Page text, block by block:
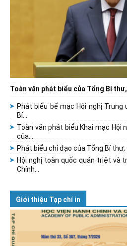
Toàn văn phát biểu của Tổng Bí
Phát biểu bế mạc Hội nghị Trung
Bí...
Toàn văn phát biểu Khai mạc Hội
của...
Phát biểu chỉ đạo của Tổng Bí
Hội nghị toàn quốc quán triệt và
Chính...
Giới thiệu Tạp chí in